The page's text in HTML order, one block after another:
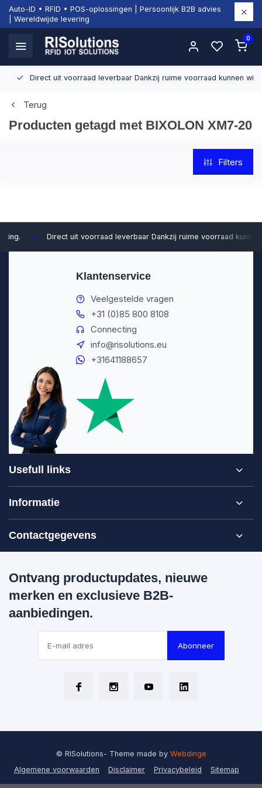
Auto-ID • RFID • POS-oplossingen | Persoonlijk B2B advies
| Wereldwijde levering
0
Direct uit voorraad leverbaarDankzij ruime voorraad kunnen wij
Terug
Producten getagd met BIXOLON XM7-20
Filters
Direct uit voorraad leverbaarDankzij ruime voorraad kunnen wij
Klantenservice
Veelgestelde vragen
+31 (0)85 800 8108
Connecting
info@risolutions.eu
+31641188657
Usefull links
Informatie
Contactgegevens
Ontvang productupdates, nieuwe
merken en exclusieve B2B-
aanbiedingen.
Abonneer
Algemene voorwaarden Disclaimer Privacybeleid Sitemap
© RISolutions- Theme made by Webdinge